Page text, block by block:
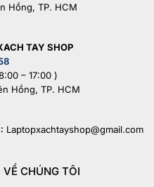
Hồng, TP. HCM
TAY SHOP
– 17:00 )
Hồng, TP. HCM
Laptopxachtayshop@gmail.com
VỀ CHÚNG TÔI